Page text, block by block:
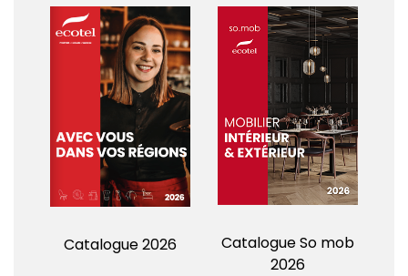
Catalogue 2026
Catalogue So mob
2026